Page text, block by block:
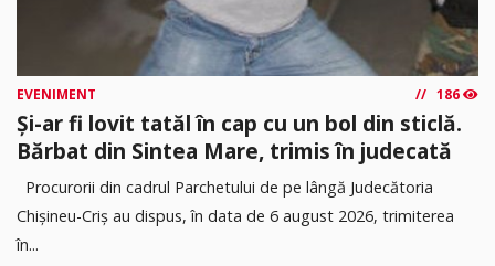
EVENIMENT 186
Și-ar fi lovit tatăl în cap cu un bol din sticlă.
Bărbat din Sintea Mare, trimis în judecată
Procurorii din cadrul Parchetului de pe lângă Judecătoria
Chișineu-Criș au dispus, în data de 6 august 2026, trimiterea
în...